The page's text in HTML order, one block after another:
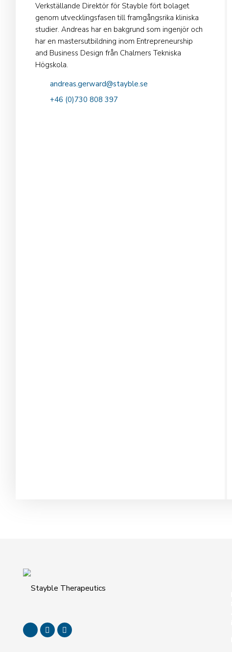
Verkställande Direktör för Stayble fört bolaget
genom utvecklingsfasen till framgångsrika kliniska
studier. Andreas har en bakgrund som ingenjör och
har en mastersutbildning inom Entrepreneurship
and Business Design från Chalmers Tekniska
Högskola.
andreas.gerward@stayble.se
+46 (0)730 808 397